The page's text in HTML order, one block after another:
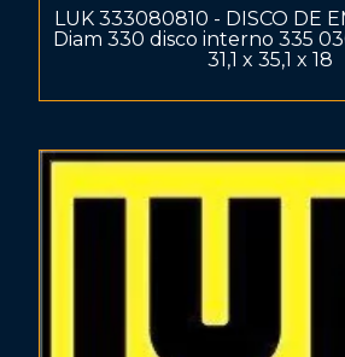
LUK 333080810 - DISCO DE
Diam 330 disco interno 335
31,1 x 35,1 x 18